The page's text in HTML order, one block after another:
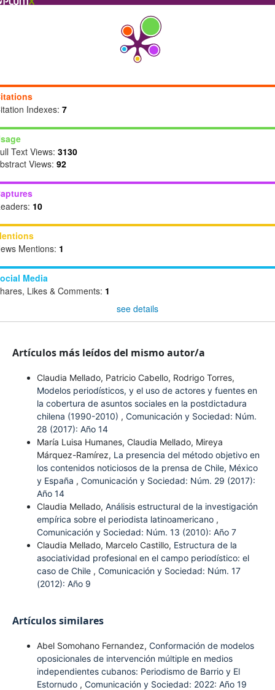
Indexes: 7
Text Views: 3130
Views: 92
10
Mentions: 1
Media
Likes & Comments: 1
see details
Artículos más leídos del mismo autor/a
Claudia Mellado, Patricio Cabello, Rodrigo Torres,
Modelos periodísticos, y el uso de actores y fuentes en
la cobertura de asuntos sociales en la postdictadura
chilena (1990-2010) , Comunicación y Sociedad: Núm.
28 (2017): Año 14
María Luisa Humanes, Claudia Mellado, Mireya
Márquez-Ramírez, La presencia del método objetivo en
los contenidos noticiosos de la prensa de Chile, México
y España , Comunicación y Sociedad: Núm. 29 (2017):
Año 14
Claudia Mellado, Análisis estructural de la investigación
empírica sobre el periodista latinoamericano ,
Comunicación y Sociedad: Núm. 13 (2010): Año 7
Claudia Mellado, Marcelo Castillo, Estructura de la
asociatividad profesional en el campo periodístico: el
caso de Chile , Comunicación y Sociedad: Núm. 17
(2012): Año 9
Artículos similares
Abel Somohano Fernandez, Conformación de modelos
oposicionales de intervención múltiple en medios
independientes cubanos: Periodismo de Barrio y El
Estornudo , Comunicación y Sociedad: 2022: Año 19